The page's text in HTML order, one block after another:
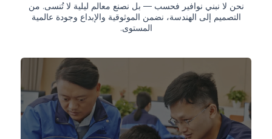
نحن لا نبني نوافير فحسب — بل نصنع معالم ليلية لا تُنسى. من
التصميم إلى الهندسة، نضمن الموثوقية والإبداع وجودة عالمية
المستوى.